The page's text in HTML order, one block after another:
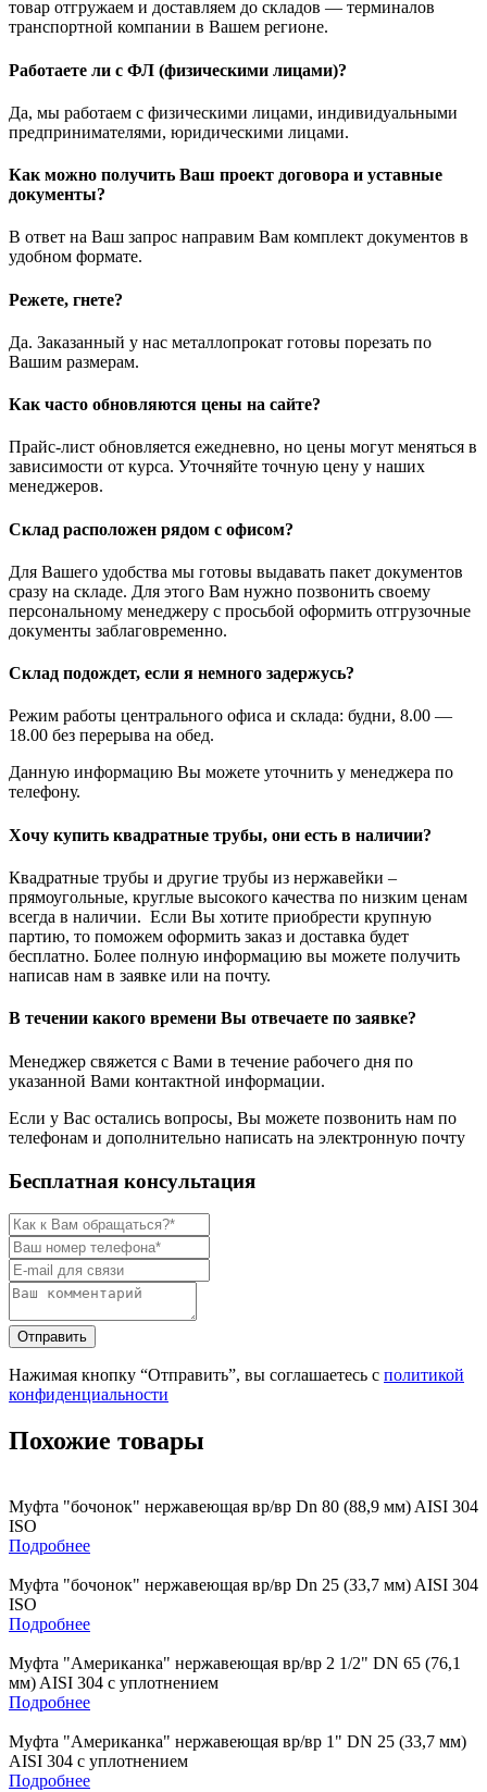
товар отгружаем и доставляем до складов — терминалов
транспортной компании в Вашем регионе.
Работаете ли с ФЛ (физическими лицами)?
Да, мы работаем с физическими лицами, индивидуальными
предпринимателями, юридическими лицами.
Как можно получить Ваш проект договора и уставные
документы?
В ответ на Ваш запрос направим Вам комплект документов в
удобном формате.
Режете, гнете?
Да. Заказанный у нас металлопрокат готовы порезать по
Вашим размерам.
Как часто обновляются цены на сайте?
Прайс-лист обновляется ежедневно, но цены могут меняться в
зависимости от курса. Уточняйте точную цену у наших
менеджеров.
Склад расположен рядом с офисом?
Для Вашего удобства мы готовы выдавать пакет документов
сразу на складе. Для этого Вам нужно позвонить своему
персональному менеджеру с просьбой оформить отгрузочные
документы заблаговременно.
Склад подождет, если я немного задержусь?
Режим работы центрального офиса и склада: будни, 8.00 —
18.00 без перерыва на обед.
Данную информацию Вы можете уточнить у менеджера по
телефону.
Хочу купить квадратные трубы, они есть в наличии?
Квадратные трубы и другие трубы из нержавейки –
прямоугольные, круглые высокого качества по низким ценам
всегда в наличии. Если Вы хотите приобрести крупную
партию, то поможем оформить заказ и доставка будет
бесплатно. Более полную информацию вы можете получить
написав нам в заявке или на почту.
В течении какого времени Вы отвечаете по заявке?
Менеджер свяжется с Вами в течение рабочего дня по
указанной Вами контактной информации.
Если у Вас остались вопросы, Вы можете позвонить нам по
телефонам и дополнительно написать на электронную почту
Бесплатная консультация
Нажимая кнопку “Отправить”, вы соглашаетесь с политикой
конфиденциальности
Похожие товары
Муфта "бочонок" нержавеющая вр/вр Dn 80 (88,9 мм) AISI 304
ISO
Подробнее
Муфта "бочонок" нержавеющая вр/вр Dn 25 (33,7 мм) AISI 304
ISO
Подробнее
Муфта "Американка" нержавеющая вр/вр 2 1/2" DN 65 (76,1
мм) AISI 304 с уплотнением
Подробнее
Муфта "Американка" нержавеющая вр/вр 1" DN 25 (33,7 мм)
AISI 304 с уплотнением
Подробнее